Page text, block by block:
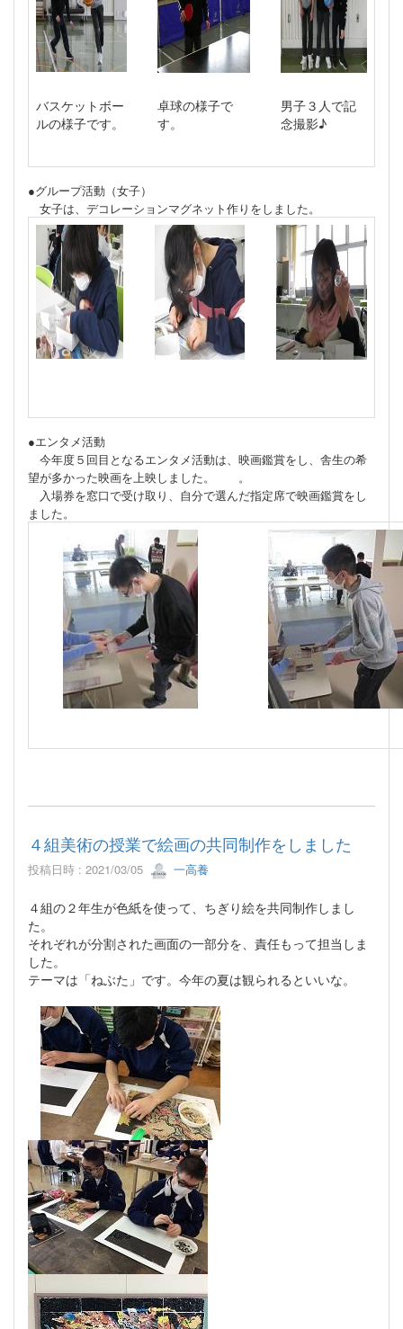
バスケットボー
ルの様子です。
卓球の様子で
す。
男子３人で記
念撮影♪
●グループ活動（女子）
女子は、デコレーションマグネット作りをしました。
●エンタメ活動
今年度５回目となるエンタメ活動は、映画鑑賞をし、舎生の希
望が多かった映画を上映しました。 。
入場券を窓口で受け取り、自分で選んだ指定席で映画鑑賞をし
ました。
４組美術の授業で絵画の共同制作をしました
投稿日時 : 2021/03/05 一高養
４組の２年生が色紙を使って、ちぎり絵を共同制作しまし
た。
それぞれが分割された画面の一部分を、責任もって担当しま
した。
テーマは「ねぶた」です。今年の夏は観られるといいな。